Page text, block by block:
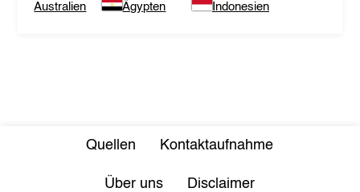
Australien
Ägypten
Indonesien
Quellen Kontaktaufnahme
Über uns Disclaimer